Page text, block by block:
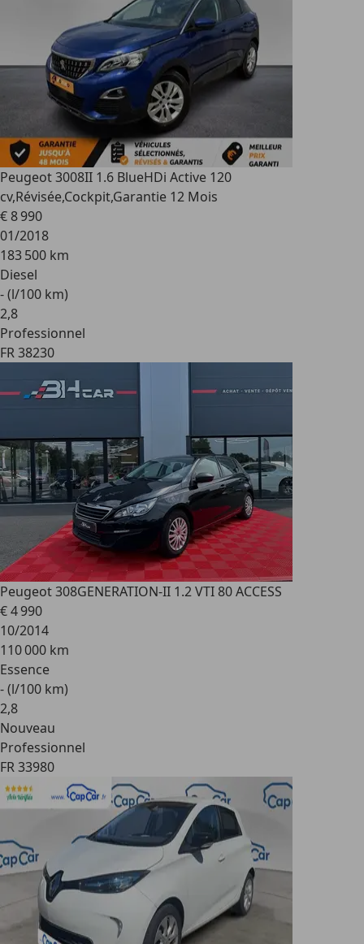
Peugeot 3008II 1.6 BlueHDi Active 120
cv,Révisée,Cockpit,Garantie 12 Mois
€ 8 990
01/2018
183 500 km
Diesel
- (l/100 km)
2,8
Professionnel
FR 38230
Peugeot 308GENERATION-II 1.2 VTI 80 ACCESS
€ 4 990
10/2014
110 000 km
Essence
- (l/100 km)
2,8
Nouveau
Professionnel
FR 33980